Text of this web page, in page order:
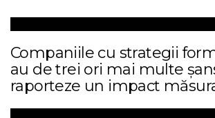
Companiile cu strategii
au de trei ori mai multe
raporteze un impact